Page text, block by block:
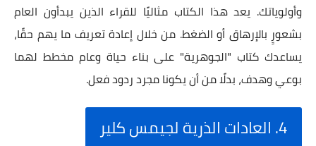
وأولوياتك. يعد هذا الكتاب مثاليًا للقراء الذين يبدأون العام
بشعورٍ بالإرهاق أو الضغط. من خلال إعادة تعريف ما يهم حقًا،
يساعدك كتاب "الجوهرية" على بناء حياة وعام مخطط لهما
بوعي وهدف، بدلًا من أن يكونا مجرد ردود فعل.
4. العادات الذرية لجيمس كلير